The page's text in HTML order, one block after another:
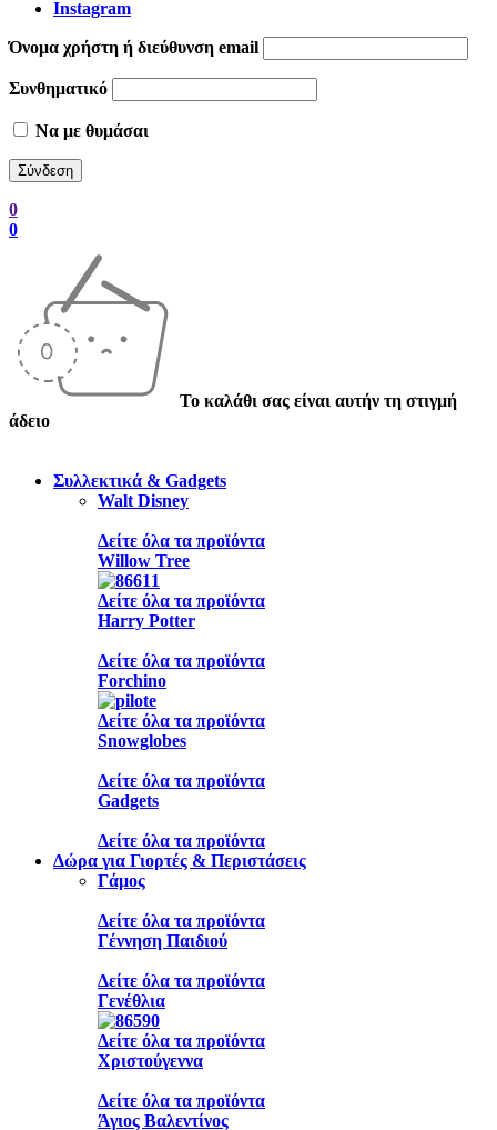
Instagram
Όνομα χρήστη ή διεύθυνση email
Συνθηματικό
Να με θυμάσαι
0
0
Το καλάθι σας είναι αυτήν τη στιγμή
άδειο
Συλλεκτικά & Gadgets
Walt Disney
Δείτε όλα τα προϊόντα
Willow Tree
Δείτε όλα τα προϊόντα
Harry Potter
Δείτε όλα τα προϊόντα
Forchino
Δείτε όλα τα προϊόντα
Snowglobes
Δείτε όλα τα προϊόντα
Gadgets
Δείτε όλα τα προϊόντα
Δώρα για Γιορτές & Περιστάσεις
Γάμος
Δείτε όλα τα προϊόντα
Γέννηση Παιδιού
Δείτε όλα τα προϊόντα
Γενέθλια
Δείτε όλα τα προϊόντα
Χριστούγεννα
Δείτε όλα τα προϊόντα
Άγιος Βαλεντίνος